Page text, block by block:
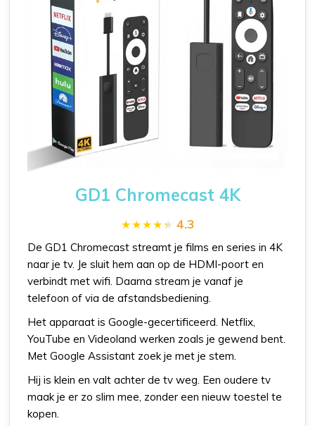
GD1 Chromecast 4K
4.3
De GD1 Chromecast streamt je films en series in 4K
naar je tv. Je sluit hem aan op de HDMI-poort en
verbindt met wifi. Daarna stream je vanaf je
telefoon of via de afstandsbediening.
Het apparaat is Google-gecertificeerd. Netflix,
YouTube en Videoland werken zoals je gewend bent.
Met Google Assistant zoek je met je stem.
Hij is klein en valt achter de tv weg. Een oudere tv
maak je er zo slim mee, zonder een nieuw toestel te
kopen.